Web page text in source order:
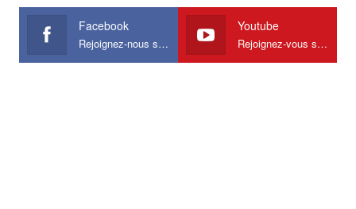
Facebook
Rejoignez-nous sur Facebook
Youtube
Rejoignez-vous sur Youtube